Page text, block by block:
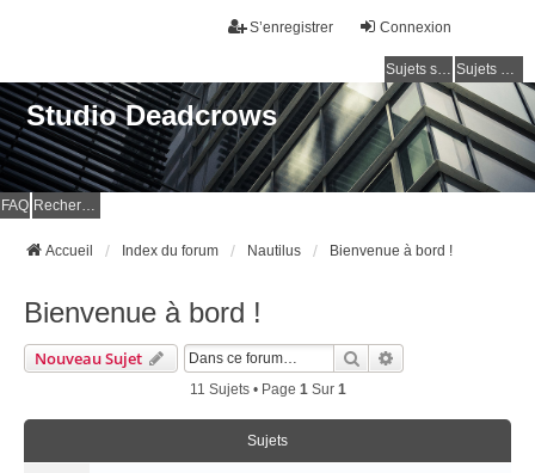
Connexion
S’enregistrer
Sujets sans réponse Sujets actifs
Studio Deadcrows
FAQ Rechercher
Accueil Index du forum Nautilus Bienvenue à bord !
Bienvenue à bord !
Nouveau Sujet Rechercher
11 Sujets • Page 1Sur 1
Sujets